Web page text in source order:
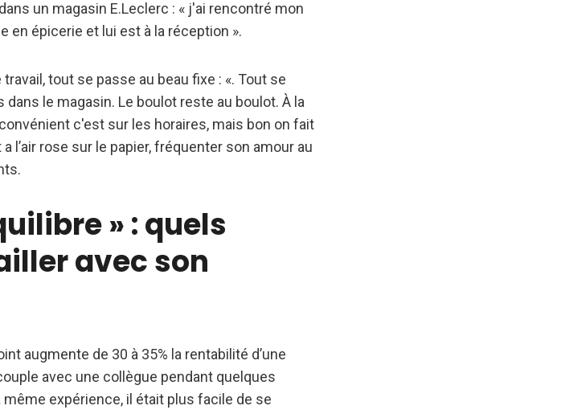
un magasin E.Leclerc : « j'ai rencontré mon
en épicerie et lui est à la réception ».
tout se passe au beau fixe : «. Tout se
le magasin. Le boulot reste au boulot. À la
c'est sur les horaires, mais bon on fait
l’air rose sur le papier, fréquenter son amour au
» : quels
avec son
augmente de 30 à 35% la rentabilité d’une
avec une collègue pendant quelques
même expérience, il était plus facile de se